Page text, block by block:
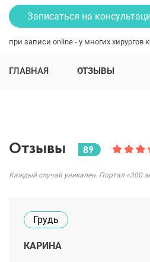
Записаться на
при записи online - у многих хирургов
ГЛАВНАЯ ОТЗЫВЫ
Отзывы 89
Каждый случай уникален. Портал «300
Грудь
КАРИНА